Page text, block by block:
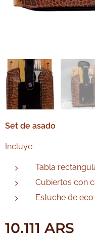
Set de asado
Incluye:
Tabla
Cubiertos con
Estuche de
10.111 ARS